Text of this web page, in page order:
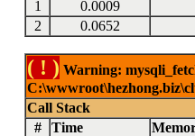
1
0.0009
2
0.0652
( ! ) Warning:
Call Stack
#
Time